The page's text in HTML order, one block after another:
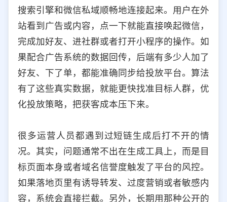
搜索引擎和微信私域顺畅地连接起来。用户在外
站看到广告或内容，点一下就能直接唤起微信，
完成加好友、进社群或者打开小程序的操作。如
果配合广告系统的数据回传，后端有多少人加了
好友、下了单，都能准确同步给投放平台。算法
有了这些真实数据，就能更快找准目标人群，优
化投放策略，把获客成本压下来。
很多运营人员都遇到过短链生成后打不开的情
况。其实，问题通常不出在生成工具上，而是目
标页面本身或者域名信誉度触发了平台的风控。
如果落地页里有诱导转发、过度营销或者敏感内
容，系统会直接拦截。另外，长期用那种公开的